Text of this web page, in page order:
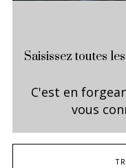
Saisissez toutes
C'est en
vous